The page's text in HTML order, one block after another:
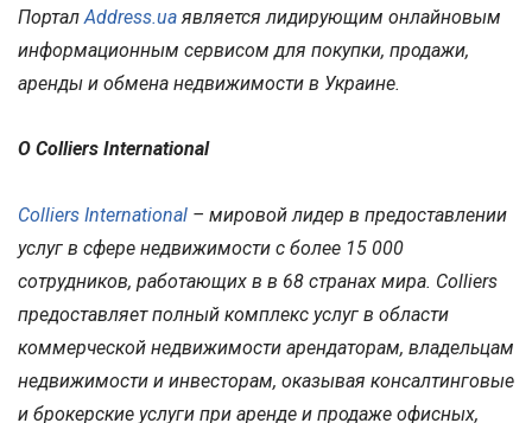
ПорталAddress.uaявляется лидирующим онлайновым
информационным сервисом для покупки, продажи,
аренды и обмена недвижимости в Украине.
О Colliers International
Colliers International – мировой лидер в предоставлении
услуг в сфере недвижимости с более 15 000
сотрудников, работающих в в 68 странах мира. Colliers
предоставляет полный комплекс услуг в области
коммерческой недвижимости арендаторам, владельцам
недвижимости и инвесторам, оказывая консалтинговые
и брокерские услуги при аренде и продаже офисных,